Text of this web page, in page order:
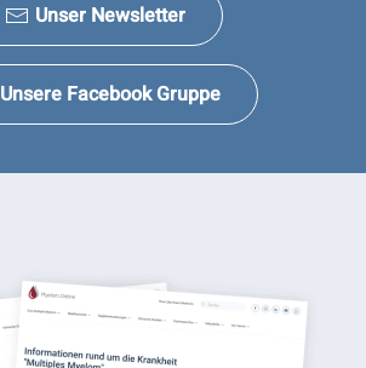
Unser Newsletter
Unsere Facebook Gruppe